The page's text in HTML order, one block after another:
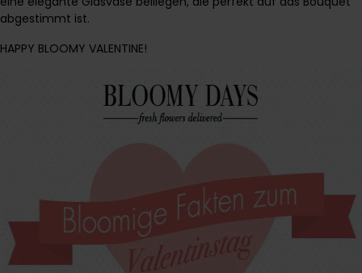
abgestimmt ist.
HAPPY BLOOMY VALENTINE!